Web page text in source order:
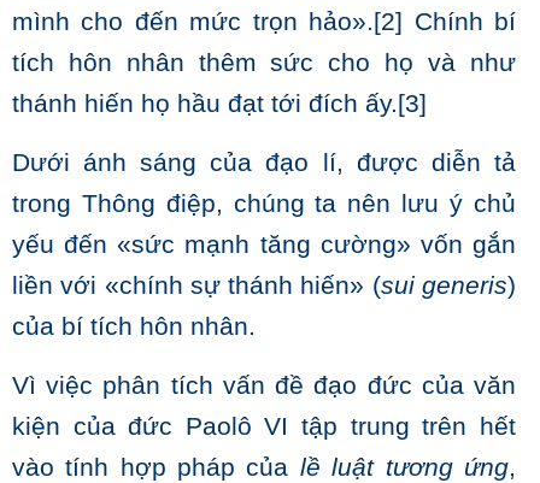
mình cho đến mức trọn hảo».[2] Chính bí
tích hôn nhân thêm sức cho họ và như
thánh hiến họ hầu đạt tới đích ấy.[3]
Dưới ánh sáng của đạo lí, được diễn tả
trong Thông điệp, chúng ta nên lưu ý chủ
yếu đến «sức mạnh tăng cường» vốn gắn
liền với «chính sự thánh hiến» (sui generis)
của bí tích hôn nhân.
Vì việc phân tích vấn đề đạo đức của văn
kiện của đức Paolô VI tập trung trên hết
vào tính hợp pháp của lề luật tương ứng,